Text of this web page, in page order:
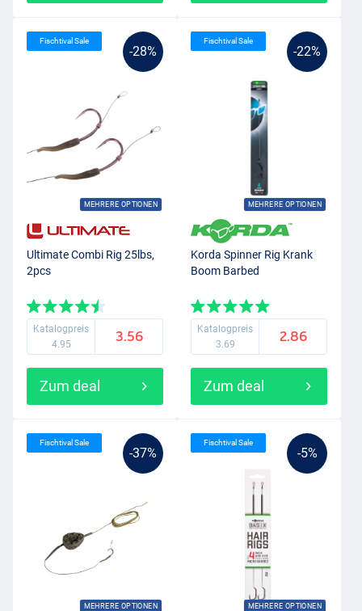
-28%
MEHRERE OPTIONEN
Fischtival Sale
Ultimate Combi Rig 25lbs,
2pcs
Katalogpreis
4.95
3.56
Zum deal
-22%
MEHRERE OPTIONEN
Fischtival Sale
Korda Spinner Rig Krank
Boom Barbed
Katalogpreis
3.69
2.86
Zum deal
-37%
MEHRERE OPTIONEN
Fischtival Sale
-5%
MEHRERE OPTIONEN
Fischtival Sale